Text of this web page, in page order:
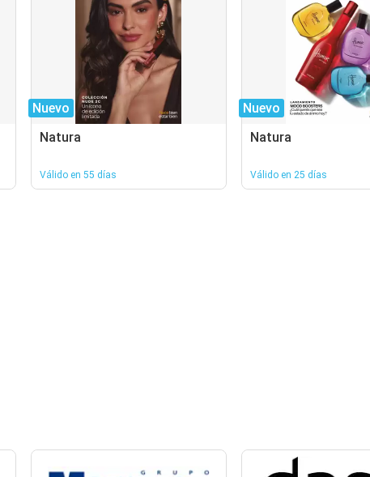
Nuevo
Natura
Válido en 55 días
Nuevo
Natura
Válido en 25 días